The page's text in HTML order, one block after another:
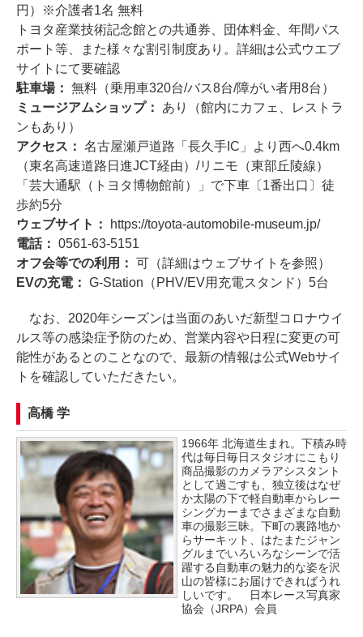
円）※介護者1名 無料
トヨタ産業技術記念館との共通券、団体料金、年間パス
ポート等、また様々な割引制度あり。詳細は公式ウエブ
サイトにて要確認
駐車場： 無料（乗用車320台/バス8台/障がい者用8台）
ミュージアムショップ： あり（館内にカフェ、レストラ
ンもあり）
アクセス： 名古屋瀬戸道路「長久手IC」より西へ0.4km
（東名高速道路日進JCT経由）/リニモ（東部丘陵線）
「芸大通駅（トヨタ博物館前）」で下車〔1番出口〕徒
歩約5分
ウェブサイト：
https://toyota-automobile-museum.jp/
電話： 0561-63-5151
オフ会等での利用： 可（詳細はウェブサイトを参照）
EVの充電： G-Station（PHV/EV用充電スタンド）5台
なお、2020年シーズンは当面のあいだ新型コロナウイ
ルス等の感染症予防のため、営業内容や日程に変更の可
能性があるとのことなので、最新の情報は公式Webサイ
トを確認していただきたい。
高橋 学
1966年 北海道生まれ。下積み時
代は毎日毎日スタジオにこもり
商品撮影のカメラアシスタント
として過ごすも、独立後はなぜ
か太陽の下で軽自動車からレー
シングカーまでさまざまな自動
車の撮影三昧。下町の裏路地か
らサーキット、はたまたジャン
グルまでいろいろなシーンで活
躍する自動車の魅力的な姿を沢
山の皆様にお届けできればうれ
しいです。 日本レース写真家
協会（JRPA）会員